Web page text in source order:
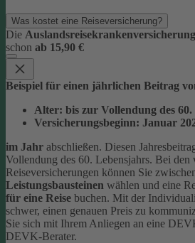
Was kostet eine Reiseversicherung?
Die Auslandsreisekrankenversicherung
schon ab 15,90 €
Beispiel für einen jährlichen Beitrag
Alter: bis zur Vollendung des
Versicherungsbeginn: Januar
im Jahr abschließen. Diesen
Vollendung des 60. Lebensjahrs. Bei den
Reiseversicherungen können Sie
Leistungsbausteinen wählen und eine
für eine Reise buchen. Mit der
schwer, einen genauen Preis zu
Sie sich mit Ihrem Anliegen an eine
DEVK-Berater.